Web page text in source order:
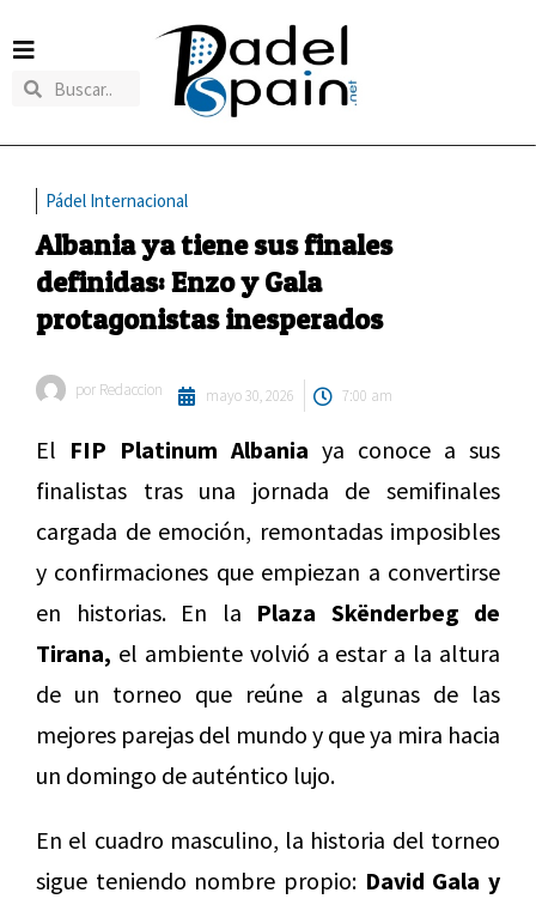
Pádel Internacional
Albania ya tiene sus finales
definidas: Enzo y Gala
protagonistas inesperados
por Redaccion mayo 30, 2026 7:00 am
El FIP Platinum Albania ya conoce a sus
finalistas tras una jornada de semifinales
cargada de emoción, remontadas imposibles
y confirmaciones que empiezan a convertirse
en historias. En la Plaza Skënderbeg de
Tirana, el ambiente volvió a estar a la altura
de un torneo que reúne a algunas de las
mejores parejas del mundo y que ya mira hacia
un domingo de auténtico lujo.
En el cuadro masculino, la historia del torneo
sigue teniendo nombre propio: David Gala y